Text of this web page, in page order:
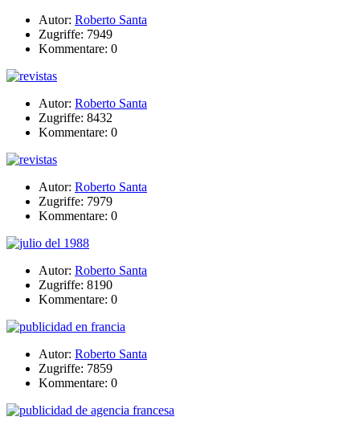
Autor: Roberto Santa
Zugriffe: 7949
Kommentare: 0
Autor: Roberto Santa
Zugriffe: 8432
Kommentare: 0
Autor: Roberto Santa
Zugriffe: 7979
Kommentare: 0
Autor: Roberto Santa
Zugriffe: 8190
Kommentare: 0
Autor: Roberto Santa
Zugriffe: 7859
Kommentare: 0